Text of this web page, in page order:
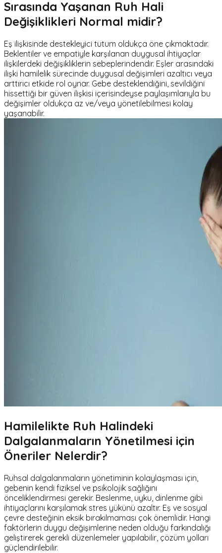
Sırasında Yaşanan Ruh Hali
Değişiklikleri Normal midir?
Eş ilişkisinde destekleyici tutum oldukça öne çıkmaktadır.
Beklentiler ve empatiyle karşılanan duygusal ihtiyaçlar
ilişkilerdeki değişikliklerin sebeplerindendir. Eşler arasındaki
ilişki hamilelik sürecinde duygusal değişimleri azaltıcı veya
arttırıcı etkide rol oynar. Gebe desteklendiğini, sevildiğini
hissettiği bir güven ilişkisi içerisindeyse paylaşımlarıyla bu
değişimler oldukça az ve/veya yönetilebilmesi kolay
yaşanabilir.
Hamilelikte Ruh Halindeki
Dalgalanmaların Yönetilmesi için
Öneriler Nelerdir?
Ruhsal dalgalanmaların yönetiminin kolaylaşması için,
gebenin kendi fiziksel ve psikolojik sağlığını
önceliklendirmesi gerekir. Beslenme, uyku, dinlenme gibi
ihtiyaçlarını karşılamak stres yükünü azaltır. Eş ve sosyal
çevre desteğinin eksik bırakılmaması çok önemlidir. Hangi
faktörlerin duygu değişimlerine neden olduğu farkındalığı
geliştirerek gerekli düzenlemeler yapılabilir, çözüm yolları
güçlendirilebilir.